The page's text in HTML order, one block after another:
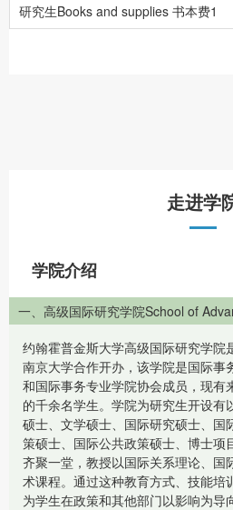
研究生Books and supplies 书本费1
走进学
学院介绍
一、高级国际研究学院School of
约翰霍普金斯大学高级国际研究学院
南京大学合作开办，该学院是国际事
和国际事务专业学院协会成员，现有
的千余名学生。学院为研究生开设有
硕士、文学硕士、国际研究硕士、国
策硕士、国际公共政策硕士、博士项
齐聚一堂，教授以国际关系理论、国
术课程。通过这种教育方式、技能培
为学生在政策和其他部门以影响为导